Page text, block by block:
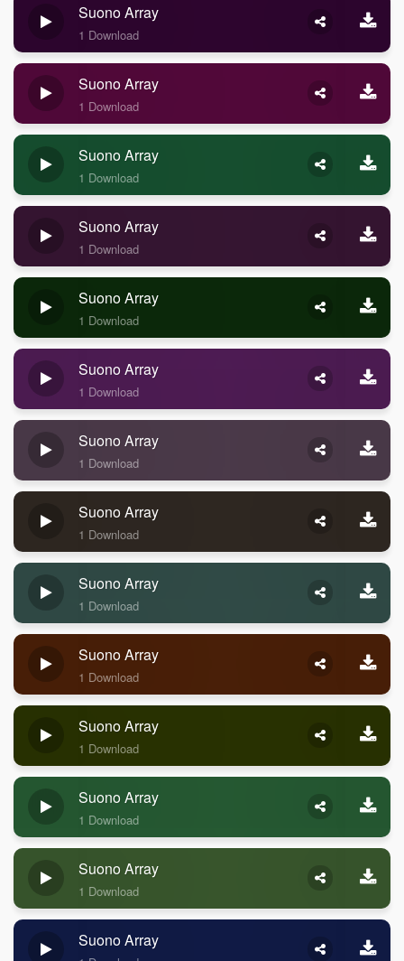
Suono Array
1 Download
Suono Array
1 Download
Suono Array
1 Download
Suono Array
1 Download
Suono Array
1 Download
Suono Array
1 Download
Suono Array
1 Download
Suono Array
1 Download
Suono Array
1 Download
Suono Array
1 Download
Suono Array
1 Download
Suono Array
1 Download
Suono Array
1 Download
Suono Array